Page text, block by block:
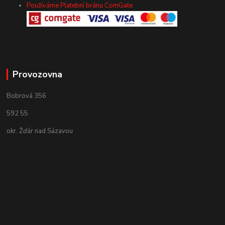
Používáme Platební bránu ComGate
Provozovna
Bobrová 356
592 55
okr. Žďár nad Sázavou